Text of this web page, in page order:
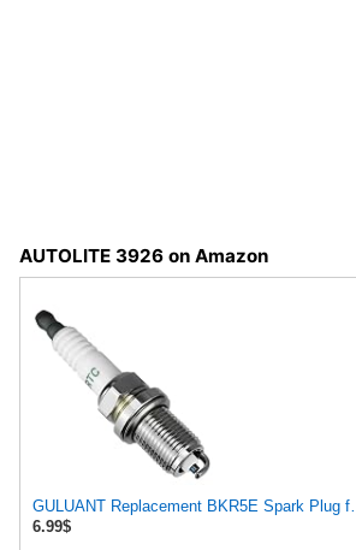
AUTOLITE 3926 on Amazon
GULUANT Replacement BKR5E Spark Plug for Autolite 3924 3926 5224 for Bosch F000KE0P03 F000KE0P07
6.99$